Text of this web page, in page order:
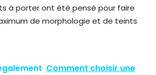
à porter ont été pensé pour faire
de morphologie et de teints
Comment choisir une